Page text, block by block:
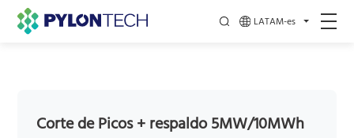
LATAM-es
Corte de Picos + respaldo 5MW/10MWh